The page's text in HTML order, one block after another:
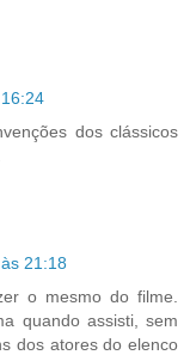
dos clássicos
21:18
o mesmo do filme.
quando assisti, sem
dos atores do elenco